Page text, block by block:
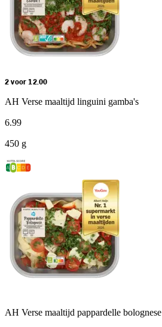
2 voor 12.00
AH Verse maaltijd linguini gamba's
6.99
450 g
AH Verse maaltijd pappardelle bolognese